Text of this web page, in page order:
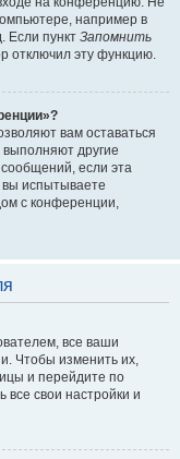
например в
Если пункт Запомнить
отключил эту функцию.
вам оставаться
другие
если эта
испытываете
с конференции,
все ваши
Чтобы изменить их,
и перейдите по
все свои настройки и